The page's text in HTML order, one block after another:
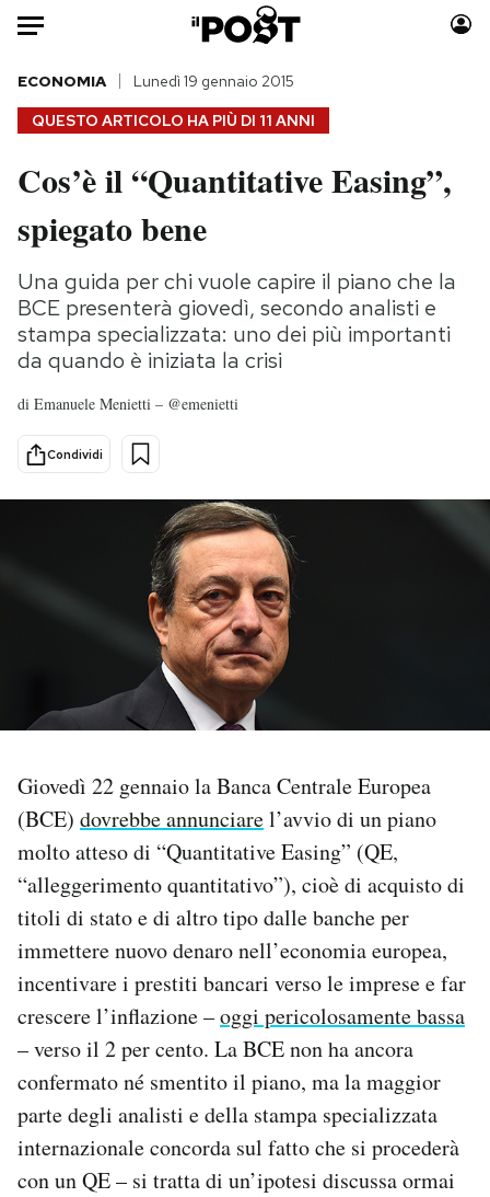
Auto
HOME
Italia
Politica
Tecnologia
Internet
Scienza
Cultura
Economia
Sport
Moda
Storie/Idee
Ok Boomer!
Media
Europa
NEWSLETTER
I MIEI PREFERITI
CALENDARIO
AREA PERSONALE
Area Personale
Notifiche mobile
Regala il Post
Hai bisogno di aiuto?
Esci
QUESTO ARTICOLO HA PIÙ DI 11 ANNI
ECONOMIA Lunedì 19 gennaio 2015
Cos’è il “Quantitative Easing”,
spiegato bene
Una guida per chi vuole capire il piano che la
BCE presenterà giovedì, secondo analisti e
stampa specializzata: uno dei più importanti
da quando è iniziata la crisi
di Emanuele Menietti – @emenietti
Condividi
Giovedì 22 gennaio la Banca Centrale Europea
(BCE) dovrebbe annunciarel’avvio di un piano
molto atteso di “Quantitative Easing” (QE,
“alleggerimento quantitativo”), cioè di acquisto di
titoli di stato e di altro tipo dalle banche per
immettere nuovo denaro nell’economia europea,
incentivare i prestiti bancari verso le imprese e far
crescere l’inflazione –oggi pericolosamente bassa
– verso il 2 per cento. La BCE non ha ancora
confermato né smentito il piano, ma la maggior
parte degli analisti e della stampa specializzata
internazionale concorda sul fatto che si procederà
con un QE – si tratta di un’ipotesi discussa ormai